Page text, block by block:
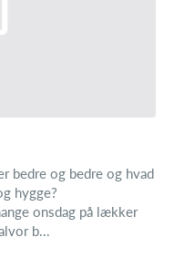
bedre og bedre og hvad
hygge?
onsdag på lækker
b...